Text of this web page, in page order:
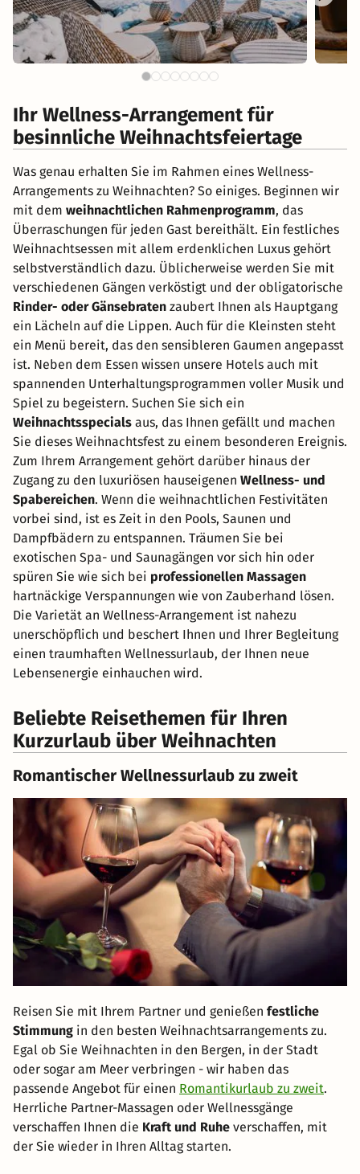
Ihr Wellness-Arrangement für
besinnliche Weihnachtsfeiertage
Was genau erhalten Sie im Rahmen eines Wellness-
Arrangements zu Weihnachten? So einiges. Beginnen wir
mit dem weihnachtlichen Rahmenprogramm, das
Überraschungen für jeden Gast bereithält. Ein festliches
Weihnachtsessen mit allem erdenklichen Luxus gehört
selbstverständlich dazu. Üblicherweise werden Sie mit
verschiedenen Gängen verköstigt und der obligatorische
Rinder- oder Gänsebraten zaubert Ihnen als Hauptgang
ein Lächeln auf die Lippen. Auch für die Kleinsten steht
ein Menü bereit, das den sensibleren Gaumen angepasst
ist. Neben dem Essen wissen unsere Hotels auch mit
spannenden Unterhaltungsprogrammen voller Musik und
Spiel zu begeistern. Suchen Sie sich ein
Weihnachtsspecials aus, das Ihnen gefällt und machen
Sie dieses Weihnachtsfest zu einem besonderen Ereignis.
Zum Ihrem Arrangement gehört darüber hinaus der
Zugang zu den luxuriösen hauseigenen Wellness- und
Spabereichen. Wenn die weihnachtlichen Festivitäten
vorbei sind, ist es Zeit in den Pools, Saunen und
Dampfbädern zu entspannen. Träumen Sie bei
exotischen Spa- und Saunagängen vor sich hin oder
spüren Sie wie sich bei professionellen Massagen
hartnäckige Verspannungen wie von Zauberhand lösen.
Die Varietät an Wellness-Arrangement ist nahezu
unerschöpflich und beschert Ihnen und Ihrer Begleitung
einen traumhaften Wellnessurlaub, der Ihnen neue
Lebensenergie einhauchen wird.
Beliebte Reisethemen für Ihren
Kurzurlaub über Weihnachten
Romantischer Wellnessurlaub zu zweit
Reisen Sie mit Ihrem Partner und genießen festliche
Stimmung in den besten Weihnachtsarrangements zu.
Egal ob Sie Weihnachten in den Bergen, in der Stadt
oder sogar am Meer verbringen - wir haben das
passende Angebot für einen Romantikurlaub zu zweit.
Herrliche Partner-Massagen oder Wellnessgänge
verschaffen Ihnen die Kraft und Ruhe verschaffen, mit
der Sie wieder in Ihren Alltag starten.